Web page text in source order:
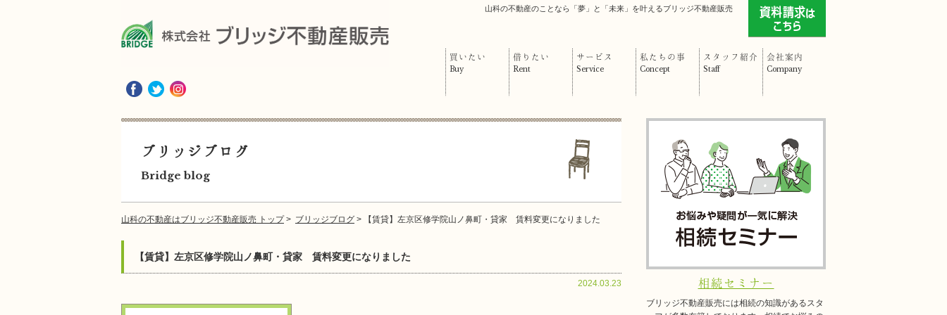
山科の不動産のことなら「夢」と「未来」を叶えるブリッジ不動産販売
買いたい
Buy
借りたい
Rent
サービス
Service
私たちの事
Concept
スタッフ紹介
Staff
会社案内
Company
ブリッジブログ
Bridge blog
山科の不動産はブリッジ不動産販売 トップ> ブリッジブログ > 【賃貸】左京区修学院山ノ鼻町・貸家 賃料変更になりました
【賃貸】左京区修学院山ノ鼻町・貸家 賃料変更になりました
2024.03.23 相続セミナー
ブリッジ不動産販売には相続の知識があるスタ